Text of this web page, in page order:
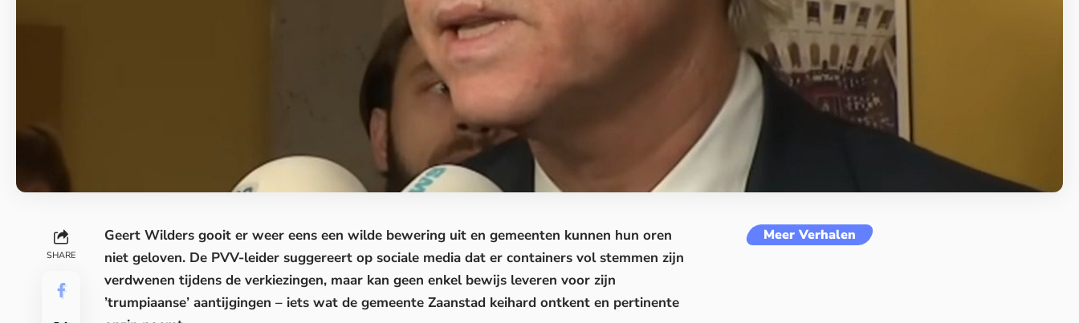
SHARE
Geert Wilders gooit er weer eens een wilde bewering uit en gemeenten kunnen hun oren
niet geloven. De PVV-leider suggereert op sociale media dat er containers vol stemmen zijn
verdwenen tijdens de verkiezingen, maar kan geen enkel bewijs leveren voor zijn
’trumpiaanse’ aantijgingen – iets wat de gemeente Zaanstad keihard ontkent en pertinente
Meer Verhalen